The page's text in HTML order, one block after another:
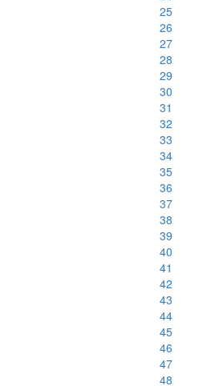
25
26
27
28
29
30
31
32
33
34
35
36
37
38
39
40
41
42
43
44
45
46
47
48